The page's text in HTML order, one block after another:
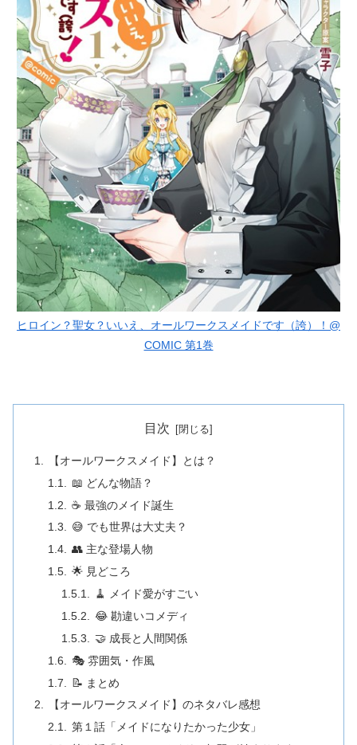
ヒロイン？聖女？いいえ、オールワークスメイドです（誇）！@
COMIC 第1巻
目次
【オールワークスメイド】とは？
📖 どんな物語？
☕ 最強のメイド誕生
😅 でも世界は大丈夫？
👥 主な登場人物
🌟 見どころ
🧹 メイド愛がすごい
😂 勘違いコメディ
🤝 成長と人間関係
🎭 雰囲気・作風
📝 まとめ
【オールワークスメイド】のネタバレ感想
第１話「メイドになりたかった少女」